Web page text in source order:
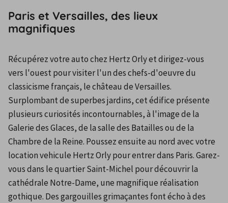
Paris et Versailles, des lieux
magnifiques
Récupérez votre auto chez Hertz Orly et dirigez-vous
vers l'ouest pour visiter l'un des chefs-d'oeuvre du
classicisme français, le château de Versailles.
Surplombant de superbes jardins, cet édifice présente
plusieurs curiosités incontournables, à l'image de la
Galerie des Glaces, de la salle des Batailles ou de la
Chambre de la Reine. Poussez ensuite au nord avec votre
location vehicule Hertz Orly pour entrer dans Paris. Garez-
vous dans le quartier Saint-Michel pour découvrir la
cathédrale Notre-Dame, une magnifique réalisation
gothique. Des gargouilles grimaçantes font écho à des